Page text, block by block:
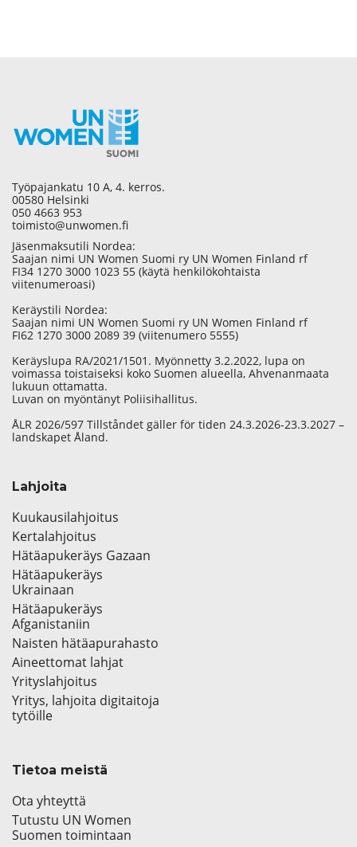
Työpajankatu 10 A, 4. kerros.
00580 Helsinki
050 4663 953
toimisto@unwomen.fi
Jäsenmaksutili Nordea:
Saajan nimi UN Women Suomi ry UN Women Finland rf
FI34 1270 3000 1023 55 (käytä henkilökohtaista
viitenumeroasi)
Keräystili Nordea:
Saajan nimi UN Women Suomi ry UN Women Finland rf
FI62 1270 3000 2089 39 (viitenumero 5555)
Keräyslupa RA/2021/1501. Myönnetty 3.2.2022, lupa on
voimassa toistaiseksi koko Suomen alueella, Ahvenanmaata
lukuun ottamatta.
Luvan on myöntänyt Poliisihallitus.
ÅLR 2026/597 Tillståndet gäller för tiden 24.3.2026-23.3.2027 –
landskapet Åland.
Lahjoita
Kuukausilahjoitus
Kertalahjoitus
Hätäapukeräys Gazaan
Hätäapukeräys
Ukrainaan
Hätäapukeräys
Afganistaniin
Naisten hätäapurahasto
Aineettomat lahjat
Yrityslahjoitus
Yritys, lahjoita digitaitoja
tytöille
Tietoa meistä
Ota yhteyttä
Tutustu UN Women
Suomen toimintaan